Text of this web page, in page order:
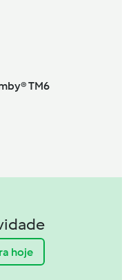
TM6
hoje